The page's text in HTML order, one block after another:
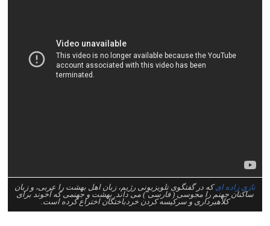
تازی زاده ایکه در گفتگوی تلویزیونی رژیم، زبان اهل بهشت را عربی، و زبان
ساکنان جهنم را مجوسی ( فارسی َ) می داند. بهشت و جهنمی که آخوند برای
کلاهبرداری و سرکیسه کردن خردباختگان اختراع کرده است.